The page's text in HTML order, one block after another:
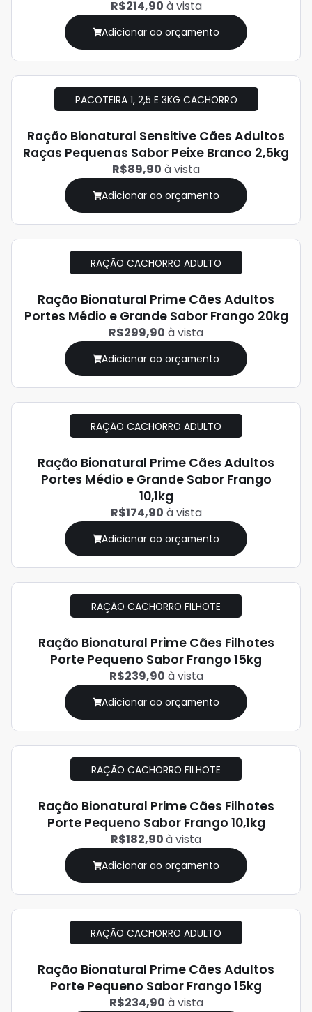
R$214,90 à vista
Adicionar ao orçamento
PACOTEIRA 1, 2,5 E 3KG CACHORRO
Ração Bionatural Sensitive Cães Adultos
Raças Pequenas Sabor Peixe Branco 2,5kg
R$89,90 à vista
Adicionar ao orçamento
RAÇÃO CACHORRO ADULTO
Ração Bionatural Prime Cães Adultos
Portes Médio e Grande Sabor Frango 20kg
R$299,90 à vista
Adicionar ao orçamento
RAÇÃO CACHORRO ADULTO
Ração Bionatural Prime Cães Adultos
Portes Médio e Grande Sabor Frango
10,1kg
R$174,90 à vista
Adicionar ao orçamento
RAÇÃO CACHORRO FILHOTE
Ração Bionatural Prime Cães Filhotes
Porte Pequeno Sabor Frango 15kg
R$239,90 à vista
Adicionar ao orçamento
RAÇÃO CACHORRO FILHOTE
Ração Bionatural Prime Cães Filhotes
Porte Pequeno Sabor Frango 10,1kg
R$182,90à vista
Adicionar ao orçamento
RAÇÃO CACHORRO ADULTO
Ração Bionatural Prime Cães Adultos
Porte Pequeno Sabor Frango 15kg
R$234,90 à vista